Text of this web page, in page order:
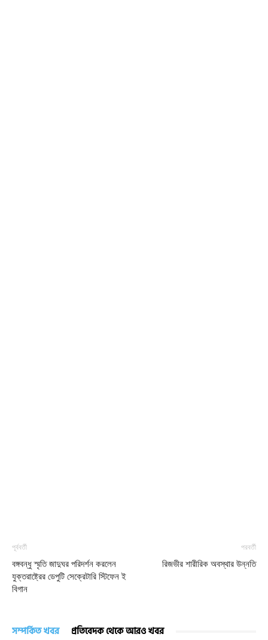
পূর্ববর্তী
বঙ্গবন্ধু স্মৃতি জাদুঘর পরিদর্শন করলেন
যুক্তরাষ্ট্রের ডেপুটি সেক্রেটারি স্টিফেন ই
বিগান
পরবর্তী
রিজভীর শারীরিক অবস্থার উন্নতি
সম্পর্কিত খবর প্রতিবেদক থেকে আরও খবর